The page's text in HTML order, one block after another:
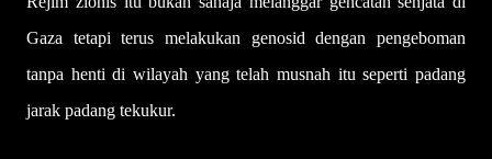
Gaza tetapi terus melakukan genosid dengan pengeboman
tanpa henti di wilayah yang telah musnah itu seperti padang
jarak padang tekukur.